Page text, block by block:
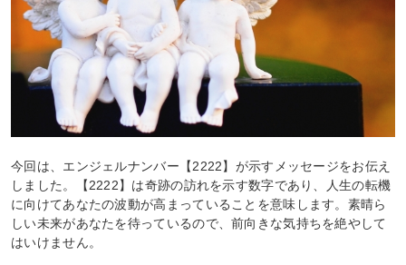
今回は、エンジェルナンバー【2222】が示すメッセージをお伝え
しました。【2222】は奇跡の訪れを示す数字であり、人生の転機
に向けてあなたの波動が高まっていることを意味します。素晴ら
しい未来があなたを待っているので、前向きな気持ちを絶やして
はいけません。